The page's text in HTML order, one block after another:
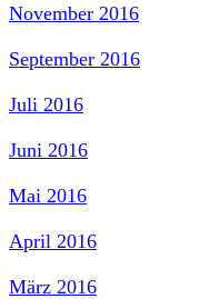
November 2016
September 2016
Juli 2016
Juni 2016
Mai 2016
April 2016
März 2016